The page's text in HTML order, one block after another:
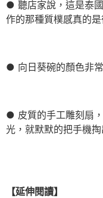
● 聽店家說，這是泰
作的那種質樸感真的是
● 向日葵碗的顏色非
● 皮質的手工雕刻扇
光，就默默的把手機
【延伸閱讀】